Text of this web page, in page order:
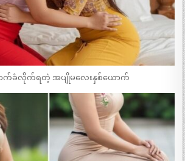
ာက်ခံလိုက်ရတဲ့ အပျိုမလေးနှစ်ယောက်